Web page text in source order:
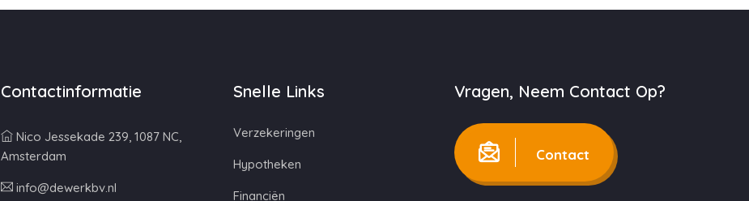
Contactinformatie
Nico Jessekade 239, 1087 NC,
Amsterdam
info@dewerkbv.nl
Snelle Links
Verzekeringen
Hypotheken
Financiën
Vragen, Neem Contact Op?
Contact